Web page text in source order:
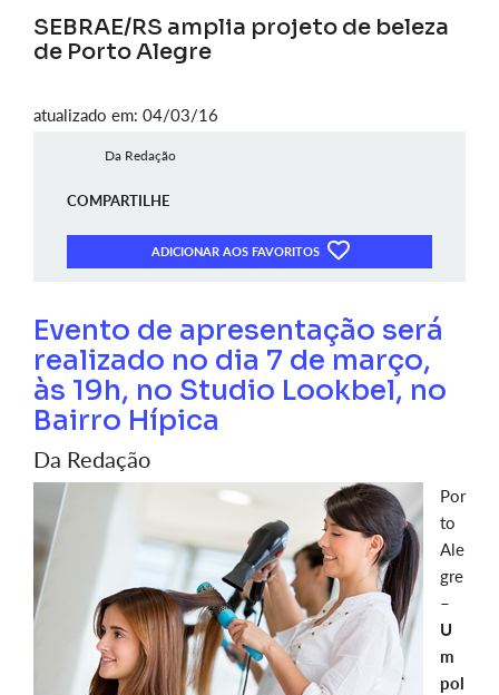
SEBRAE/RS amplia projeto de beleza
de Porto Alegre
atualizado em: 04/03/16
Da Redação
COMPARTILHE
ADICIONAR AOS FAVORITOS
Evento de apresentação será
realizado no dia 7 de março,
às 19h, no Studio Lookbel, no
Bairro Hípica
Da Redação
Por
to
Ale
gre
–
U
m
pol